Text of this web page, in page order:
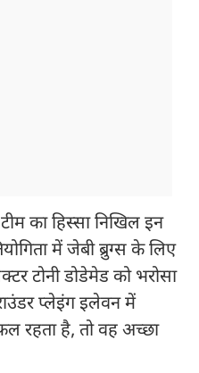
का हिस्सा निखिल इन
में जेबी ब्रुग्स के लिए
टोनी डोडेमेड को भरोसा
प्लेइंग इलेवन में
रहता है, तो वह अच्छा